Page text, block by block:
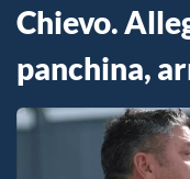
Chievo.
panchina,